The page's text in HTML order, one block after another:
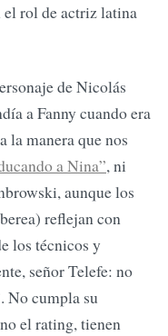
el rol de actriz latina
de Nicolás
a Fanny cuando era
la manera que nos
a Nina”, ni
aunque los
reflejan con
los técnicos y
señor Telefe: no
No cumpla su
el rating, tienen